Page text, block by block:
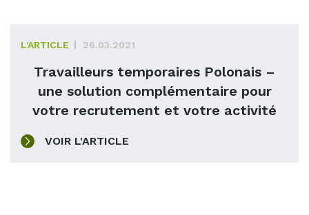
L'ARTICLE 26.03.2021
Travailleurs temporaires Polonais –
une solution complémentaire pour
votre recrutement et votre activité
VOIR L'ARTICLE